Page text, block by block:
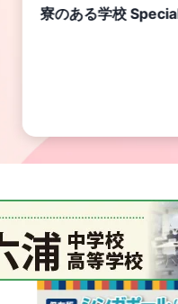
特集 海外大学進学